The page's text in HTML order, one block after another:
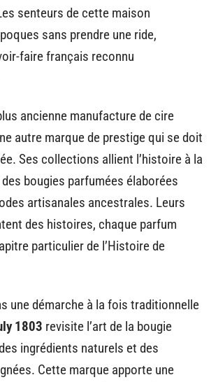
senteurs de cette maison
sans prendre une ride,
faire français reconnu
ancienne manufacture de cire
autre marque de prestige qui se doit
Ses collections allient l’histoire à la
bougies parfumées élaborées
artisanales ancestrales. Leurs
des histoires, chaque parfum
particulier de l’Histoire de
une démarche à la fois traditionnelle
1803 revisite l’art de la bougie
ingrédients naturels et des
Cette marque apporte une